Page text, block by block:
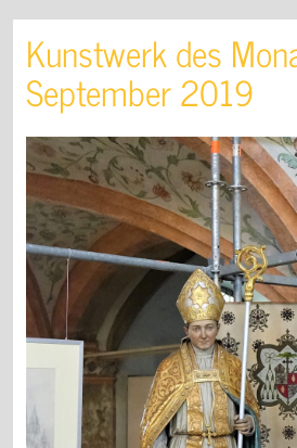
Kunstwerk des
September 2019